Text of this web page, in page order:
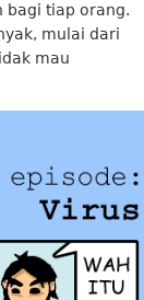
bagi tiap orang.
mulai dari
mau